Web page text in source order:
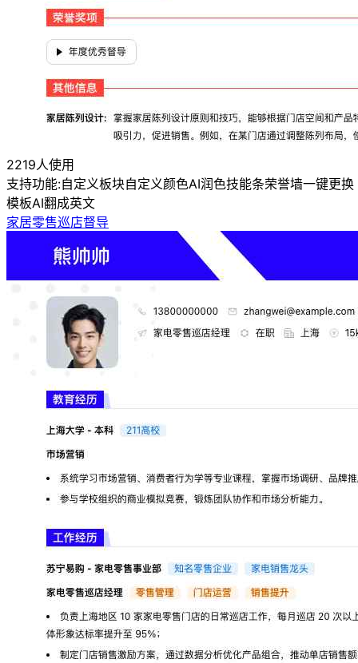
2219人使用
支持功能:自定义板块自定义颜色AI润色技能条荣誉墙一键更换
模板AI翻成英文
家居零售巡店督导